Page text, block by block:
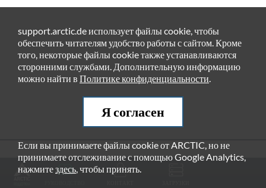
РЕКОМЕНДУЕМЫЕ ПРОДУКТЫ
support.arctic.de использует файлы cookie, чтобы
обеспечить читателям удобство работы с сайтом. Кроме
того, некоторые файлы cookie также устанавливаются
сторонними службами. Дополнительную информацию
можно найти в Политике конфиденциальности.
Я согласен
Если вы принимаете файлы cookie от ARCTIC, но не
принимаете отслеживание с помощью Google Analytics,
нажмитездесь, чтобы принять.